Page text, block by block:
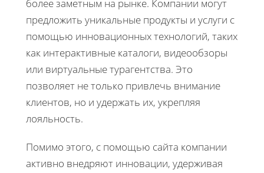
более заметным на рынке. Компании могут
предложить уникальные продукты и услуги с
помощью инновационных технологий, таких
как интерактивные каталоги, видеообзоры
или виртуальные турагентства. Это
позволяет не только привлечь внимание
клиентов, но и удержать их, укрепляя
лояльность.
Помимо этого, с помощью сайта компании
активно внедряют инновации, удерживая